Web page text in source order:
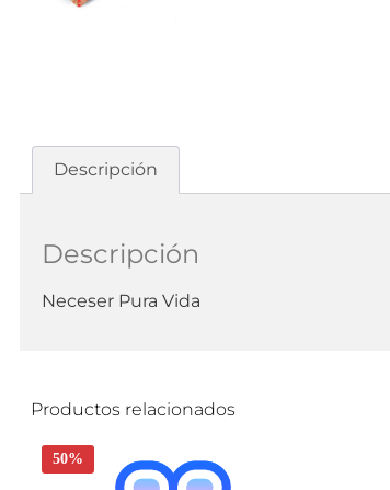
Descripción
Descripción
Neceser Pura Vida
Productos relacionados
50%